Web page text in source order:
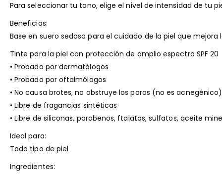
Para seleccionar tu tono, elige el nivel de intensidad de tu
Beneficios:
Base en suero sedosa para el cuidado de la piel que
Tinte para la piel con protección de amplio espectro SPF 20
• Probado por dermatólogos
• Probado por oftalmólogos
• No causa brotes, no obstruye los poros (no es acnegénico)
• Libre de fragancias sintéticas
• Libre de siliconas, parabenos, ftalatos, sulfatos, aceite
Ideal para:
Todo tipo de piel
Ingredientes: